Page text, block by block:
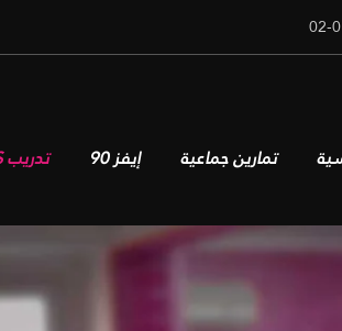
تمارين جماعية إيفز 90 تدريب EMS